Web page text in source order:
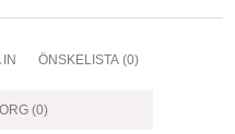
IN ÖNSKELISTA (0)
(0)